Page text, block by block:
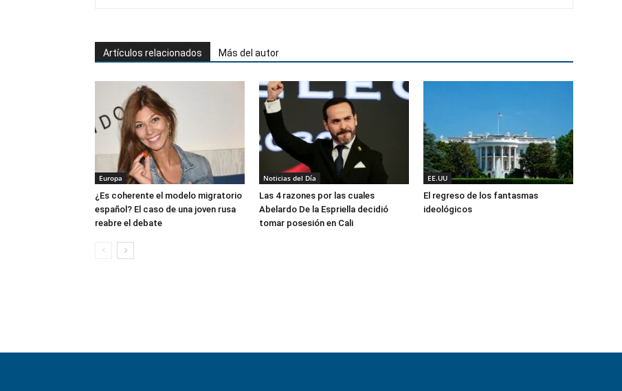
Artículos relacionados Más del autor
Europa
¿Es coherente el modelo migratorio
español? El caso de una joven rusa
reabre el debate
Noticias del Día
Las 4 razones por las cuales
Abelardo De la Espriella decidió
tomar posesión en Cali
EE.UU
El regreso de los fantasmas
ideológicos